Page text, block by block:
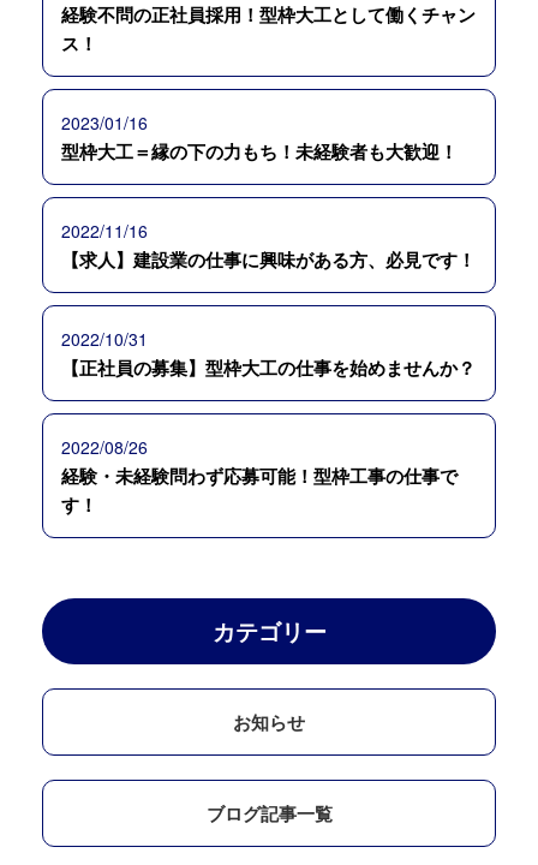
経験不問の正社員採用！型枠大工として働くチャン
ス！
2023/01/16
型枠大工＝縁の下の力もち！未経験者も大歓迎！
2022/11/16
【求人】建設業の仕事に興味がある方、必見です！
2022/10/31
【正社員の募集】型枠大工の仕事を始めませんか？
2022/08/26
経験・未経験問わず応募可能！型枠工事の仕事で
す！
カテゴリー
お知らせ
ブログ記事一覧